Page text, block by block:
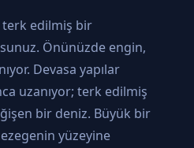
terk edilmiş bir
Önünüzde engin,
Devasa yapılar
uzanıyor; terk edilmiş
bir deniz. Büyük bir
yüzeyine